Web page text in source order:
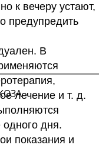
к вечеру устают,
предупредить
В
лечение и т. д.
одного дня.
показания и